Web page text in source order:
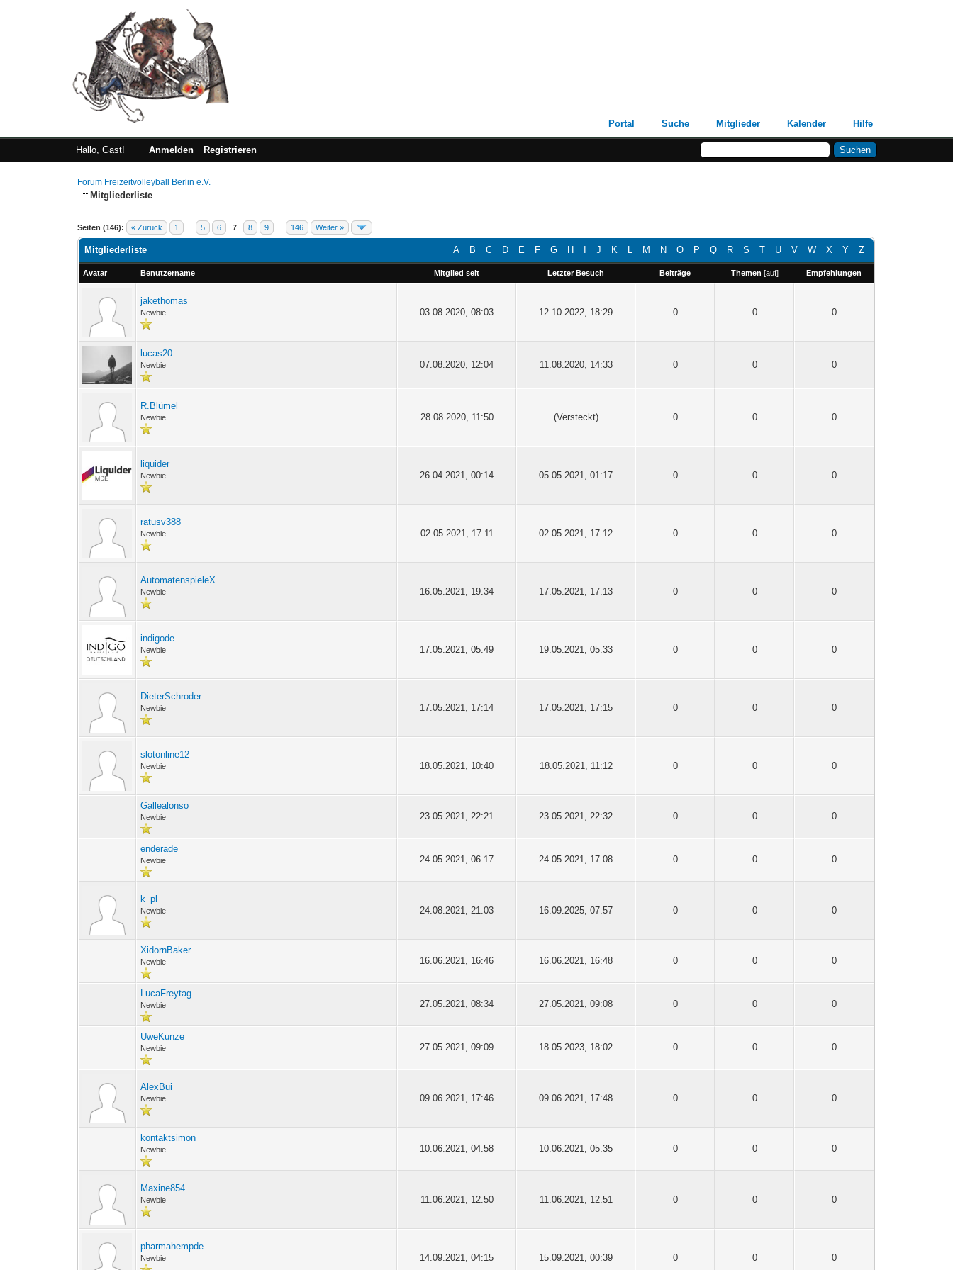
Portal Suche Mitglieder Kalender Hilfe
Hallo, Gast! Anmelden Registrieren
Forum Freizeitvolleyball Berlin e.V.
Mitgliederliste
Seiten (146): « Zurück 1 5 6 7 8 9 146 Weiter »
A B C D E F G H J K L M N O P Q R S T U V W X Y Z
Mitgliederliste
Avatar Benutzername Mitglied seit Letzter Besuch Beiträge Themen [auf] Empfehlungen
jakethomas
Newbie 03.08.2020, 08:03 12.10.2022, 18:29 0 0 0
lucas20
Newbie 07.08.2020, 12:04 11.08.2020, 14:33 0 0 0
R.Blümel
Newbie 28.08.2020, 11:50 (Versteckt) 0 0 0
liquider
Newbie 26.04.2021, 00:14 05.05.2021, 01:17 0 0 0
ratusv388
Newbie 02.05.2021, 17:11 02.05.2021, 17:12 0 0 0
AutomatenspieleX
Newbie 16.05.2021, 19:34 17.05.2021, 17:13 0 0 0
indigode
Newbie 17.05.2021, 05:49 19.05.2021, 05:33 0 0 0
DieterSchroder
Newbie 17.05.2021, 17:14 17.05.2021, 17:15 0 0 0
slotonline12
Newbie 18.05.2021, 10:40 18.05.2021, 11:12 0 0 0
Gallealonso
Newbie 23.05.2021, 22:21 23.05.2021, 22:32 0 0 0
enderade
Newbie 24.05.2021, 06:17 24.05.2021, 17:08 0 0 0
k_pl
Newbie 24.08.2021, 21:03 16.09.2025, 07:57 0 0 0
XidornBaker
Newbie 16.06.2021, 16:46 16.06.2021, 16:48 0 0 0
LucaFreytag
Newbie 27.05.2021, 08:34 27.05.2021, 09:08 0 0 0
UweKunze
Newbie 27.05.2021, 09:09 18.05.2023, 18:02 0 0 0
AlexBui
Newbie 09.06.2021, 17:46 09.06.2021, 17:48 0 0 0
kontaktsimon
Newbie 10.06.2021, 04:58 10.06.2021, 05:35 0 0 0
Maxine854
Newbie 11.06.2021, 12:50 11.06.2021, 12:51 0 0 0
pharmahempde
Newbie 14.09.2021, 04:15 15.09.2021, 00:39 0 0 0